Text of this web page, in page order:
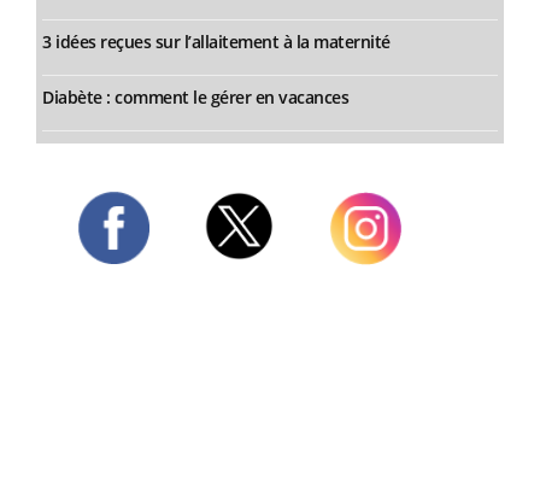
3 idées reçues sur l’allaitement à la maternité
Diabète : comment le gérer en vacances